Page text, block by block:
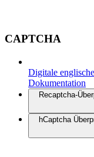
CAPTCHA
Digitale
Dokumentation
Recaptcha-
hCaptcha